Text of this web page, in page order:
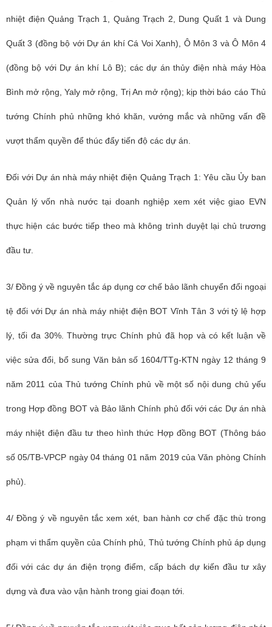
nhiệt điện Quảng Trạch 1, Quảng Trạch 2, Dung Quất 1 và Dung
Quất 3 (đồng bộ với Dự án khí Cá Voi Xanh), Ô Môn 3 và Ô Môn 4
(đồng bộ với Dự án khí Lô B); các dự án thủy điện nhà máy Hòa
Bình mở rộng, Yaly mở rộng, Trị An mở rộng); kịp thời báo cáo Thủ
tướng Chính phủ những khó khăn, vướng mắc và những vấn đề
vượt thẩm quyền để thúc đẩy tiến độ các dự án.
Đối với Dự án nhà máy nhiệt điện Quảng Trạch 1: Yêu cầu Ủy ban
Quản lý vốn nhà nước tại doanh nghiệp xem xét việc giao EVN
thực hiện các bước tiếp theo mà không trình duyệt lại chủ trương
đầu tư.
3/ Đồng ý về nguyên tắc áp dụng cơ chế bảo lãnh chuyển đổi ngoại
tệ đối với Dự án nhà máy nhiệt điện BOT Vĩnh Tân 3 với tỷ lệ hợp
lý, tối đa 30%. Thường trực Chính phủ đã họp và có kết luận về
việc sửa đổi, bổ sung Văn bản số 1604/TTg-KTN ngày 12 tháng 9
năm 2011 của Thủ tướng Chính phủ về một số nội dung chủ yếu
trong Hợp đồng BOT và Bảo lãnh Chính phủ đối với các Dự án nhà
máy nhiệt điện đầu tư theo hình thức Hợp đồng BOT (Thông báo
số 05/TB-VPCP ngày 04 tháng 01 năm 2019 của Văn phòng Chính
phủ).
4/ Đồng ý về nguyên tắc xem xét, ban hành cơ chế đặc thù trong
phạm vi thẩm quyền của Chính phủ, Thủ tướng Chính phủ áp dụng
đối với các dự án điện trọng điểm, cấp bách dự kiến đầu tư xây
dựng và đưa vào vận hành trong giai đoạn tới.